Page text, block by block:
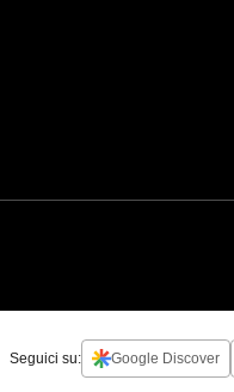
Seguici su: Google Discover